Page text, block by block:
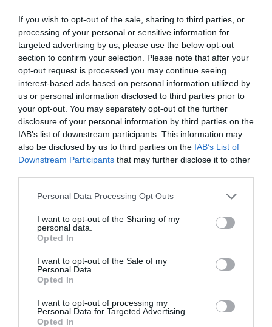
If you wish to opt-out of the sale, sharing to third parties, or
processing of your personal or sensitive information for
targeted advertising by us, please use the below opt-out
section to confirm your selection. Please note that after your
opt-out request is processed you may continue seeing
interest-based ads based on personal information utilized by
us or personal information disclosed to third parties prior to
your opt-out. You may separately opt-out of the further
disclosure of your personal information by third parties on the
IAB’s list of downstream participants. This information may
also be disclosed by us to third parties on the IAB’s List of
Downstream Participants that may further disclose it to other
Personal Data Processing Opt Outs
I want to opt-out of the Sharing of my
personal data.
Opted In
I want to opt-out of the Sale of my
Personal Data.
Opted In
I want to opt-out of processing my
Personal Data for Targeted Advertising.
Opted In